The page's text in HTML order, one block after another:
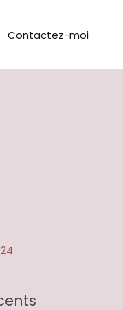
Contactez-moi